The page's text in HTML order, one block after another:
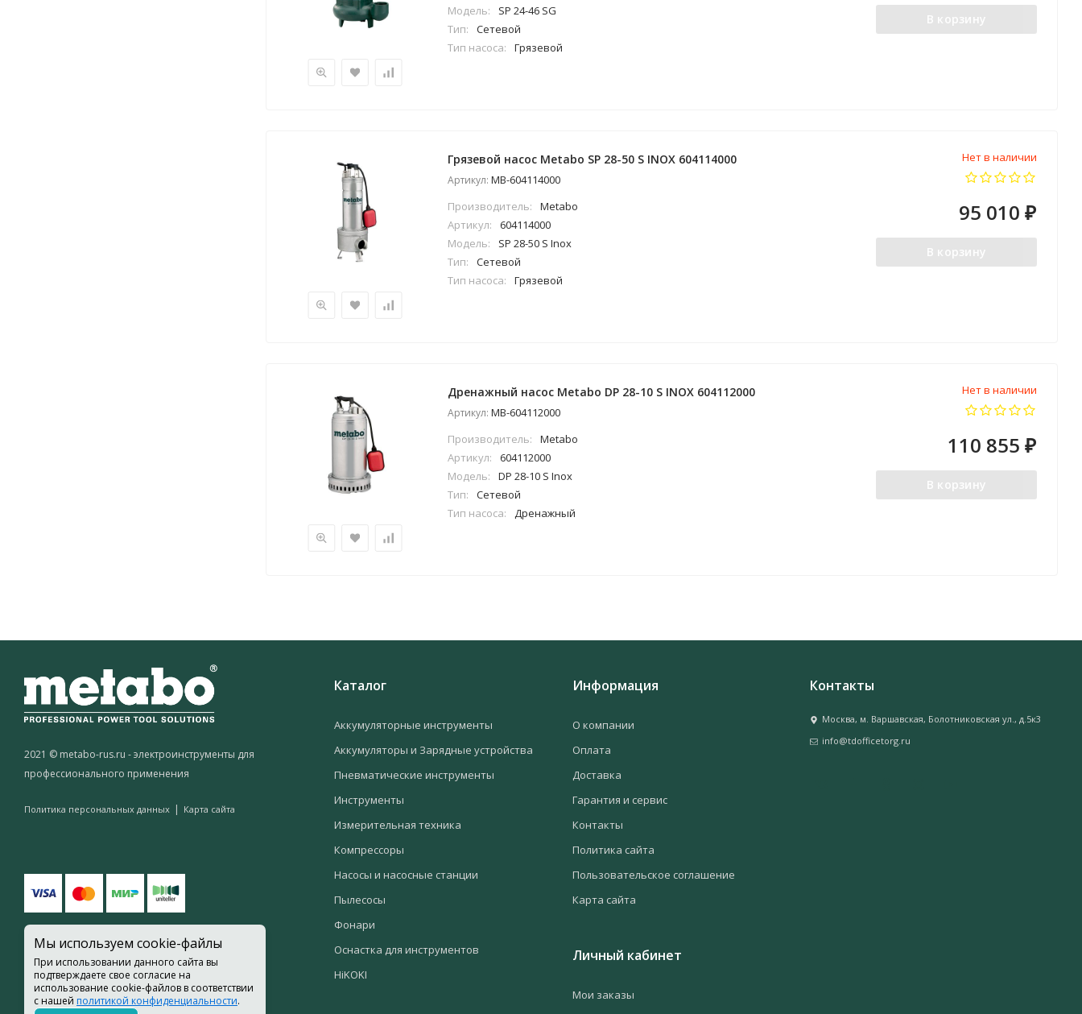
Мы используем cookie-файлы
При использовании данного сайта вы
подтверждаете свое согласие на
использование cookie-файлов в соответствии
с нашей политикой конфиденциальности.
Модель:
SP 24-46 SG
Тип:
Сетевой
Тип насоса:
Грязевой
В корзину
Грязевой насос Metabo SP 28-50 S INOX 604114000
Артикул: MB-604114000
Производитель:
Metabo
Артикул:
604114000
Модель:
SP 28-50 S Inox
Тип:
Сетевой
Тип насоса:
Грязевой
Нет в наличии
95 010 ₽
В корзину
Дренажный насос Metabo DP 28-10 S INOX 604112000
Артикул: MB-604112000
Производитель:
Metabo
Артикул:
604112000
Модель:
DP 28-10 S Inox
Тип:
Сетевой
Тип насоса:
Дренажный
Нет в наличии
110 855 ₽
В корзину
2021 © metabo-rus.ru - электроинструменты для
профессионального применения
Политика персональных данных | Карта сайта
Каталог
Аккумуляторные инструменты
Аккумуляторы и Зарядные устройства
Пневматические инструменты
Инструменты
Измерительная техника
Компрессоры
Насосы и насосные станции
Пылесосы
Фонари
Оснастка для инструментов
HiKOKI
Информация
О компании
Оплата
Доставка
Гарантия и сервис
Контакты
Политика сайта
Пользовательское соглашение
Карта сайта
Личный кабинет
Мои заказы
Контакты
Москва, м. Варшавская, Болотниковская ул., д.5к3
info@tdofficetorg.ru